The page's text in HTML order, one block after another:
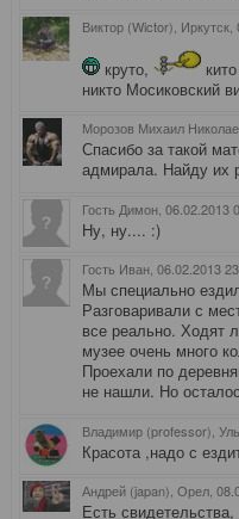
Виктор (Wictor), Иркутск
круто,
никто Мосиковский
Морозов Михаил
Спасибо за такой
адмирала. Найду их
Гость Димон , 06.02.2013
Ну, ну.... :)
Гость Иван , 06.02.2013
Мы специально
Разговаривали с
все реально. Ходят
музее очень много
Проехали по
не нашли. Но
Владимир (professor),
Красота ,надо с
Андрей (japan), Орел ,
Есть